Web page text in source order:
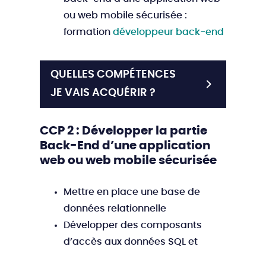
ou web mobile sécurisée :
formationdéveloppeur back-end
QUELLES COMPÉTENCES
JE VAIS ACQUÉRIR ?
CCP 2 : Développer la partie
Back-End d’une application
web ou web mobile sécurisée
Mettre en place une base de
données relationnelle
Développer des composants
d’accès aux données SQL et